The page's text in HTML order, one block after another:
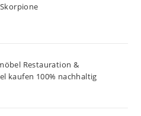
Restauration &
kaufen 100% nachhaltig